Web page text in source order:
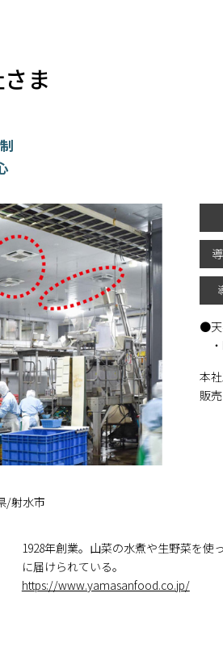
ま
本
販
/射水市
1928年創業。山菜の水煮や生野菜を
に届けられている。
https://www.yamasanfood.co.jp/